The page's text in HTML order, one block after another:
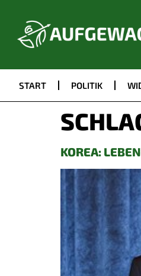
START POLITIK
KOREA: